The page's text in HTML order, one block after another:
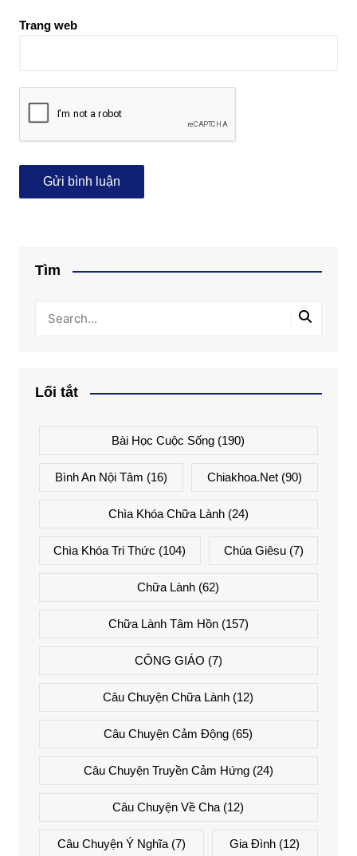
Trang web
Tìm
Lối tắt
Bài Học Cuộc Sống (190)
Bình An Nội Tâm (16) Chiakhoa.net (90)
Chìa Khóa Chữa Lành(24)
Chìa Khóa Tri Thức (104) Chúa Giêsu(7)
Chữa Lành (62)
Chữa Lành Tâm Hồn(157)
CÔNG GIÁO (7)
Câu Chuyện Chữa Lành (12)
Câu Chuyện Cảm Động (65)
Câu Chuyện Truyền Cảm Hứng(24)
Câu Chuyện Về Cha (12)
Câu Chuyện Ý Nghĩa(7) Gia Đình (12)